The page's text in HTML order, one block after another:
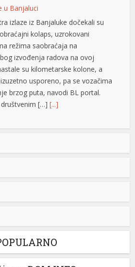
Nakon vrelog dana stižu pljuskovi i
Srpske i Bosne i Hercegovine
veoma topao ljetni dan, ali će
časovima u pojedinim
biti potrebni. Prije podne
sunčano vrijeme, dok se sa
kasnije tokom dana lokalno
grmljavinom. Duvaće slab do
bude jak i obrazovan
odakle je uputio poruku o
je na društvenoj mreži „X“